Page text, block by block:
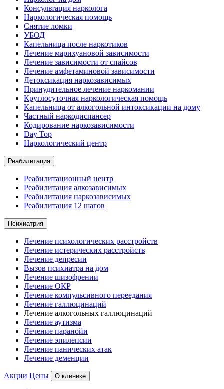
Консультация нарколога
Наркологическая помощь
Снятие ломки
УБОД
Капельница после наркотиков
Лечение марихуановой зависимости
Лечение зависимости от спайсов
Лечение амфетаминовой зависимости
Детоксикация наркозависимых
Принудительное лечение наркомании
Круглосуточная наркологическая помощь
Капельница от алкогольной интоксикации на дому
Частный наркодиспансер
Кодирование наркозависимости
Day Top
Наркологический центр
Реабилитация
Реабилитационный центр
Реабилитация алкозависимых
Реабилитация наркозависимых
Реабилитация 12 шагов
Психиатрия
Лечение психологических расстройств
Лечение истерических расстройств
Лечение депресии
Вызов психиатра на дом
Лечение шизофрении
Лечение ОКР
Лечение компульсивного переедания
Лечение галлюцинаций
Лечение алкогольных галлюцинаций
Лечение аутизма
Лечение паранойи
Лечение эпилепсии
Лечение панических атак
Лечение деменции
Акции Цены О клинике